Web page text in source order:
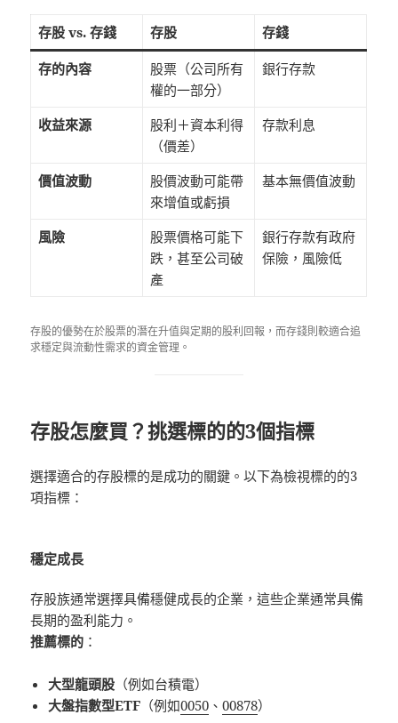
存股 vs. 存錢 存股 存錢
存的內容
股票（公司所有
權的一部分）
銀行存款
收益來源
股利＋資本利得
（價差）
存款利息
價值波動
股價波動可能帶
來增值或虧損
基本無價值波動
風險
股票價格可能下
跌，甚至公司破
產
銀行存款有政府
保險，風險低
存股的優勢在於股票的潛在升值與定期的股利回報，而存錢則較適合追
求穩定與流動性需求的資金管理。
存股怎麼買？挑選標的的3個指標
選擇適合的存股標的是成功的關鍵。以下為檢視標的的3
項指標：
穩定成長
存股族通常選擇具備穩健成長的企業，這些企業通常具備
長期的盈利能力。
推薦標的 ：
大型龍頭股 （例如台積電）
大盤指數型ETF （例如0050 、00878）